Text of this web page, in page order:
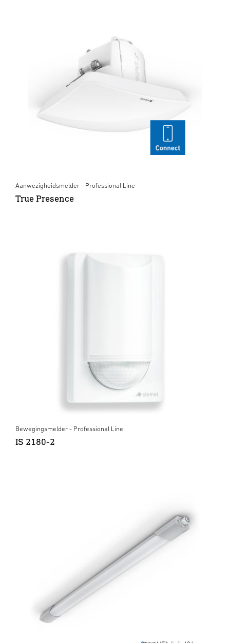
Aanwezigheidsmelder - Professional Line
True Presence
Bewegingsmelder - Professional Line
IS 2180-2